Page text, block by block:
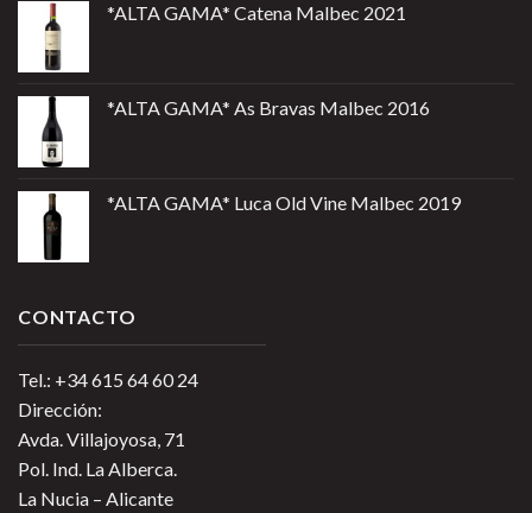
*ALTA GAMA* Catena Malbec 2021
*ALTA GAMA* As Bravas Malbec 2016
*ALTA GAMA* Luca Old Vine Malbec 2019
CONTACTO
Tel.: +34 615 64 60 24
Dirección:
Avda. Villajoyosa, 71
Pol. Ind. La Alberca.
La Nucia – Alicante